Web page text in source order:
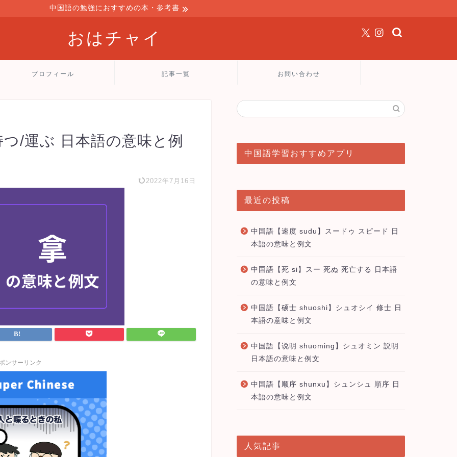
中国語の勉強におすすめの本・参考書
おはチャイ
プロフィール 記事一覧 お問い合わせ
/運ぶ 日本語の意味と例
2022年7月16日
ンサーリンク
中国語学習おすすめアプリ
最近の投稿
中国語【速度 sudu】スードゥ スピード 日
本語の意味と例文
中国語【死 si】スー 死ぬ 死亡する 日本語
の意味と例文
中国語【硕士 shuoshi】シュオシイ 修士 日
本語の意味と例文
中国語【说明 shuoming】シュオミン 説明
日本語の意味と例文
中国語【顺序 shunxu】シュンシュ 順序 日
本語の意味と例文
人気記事